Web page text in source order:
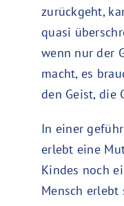
zurückgeht,
quasi
wenn nur der
macht, es
den Geist, die
In einer
erlebt eine
Kindes noch
Mensch erlebt